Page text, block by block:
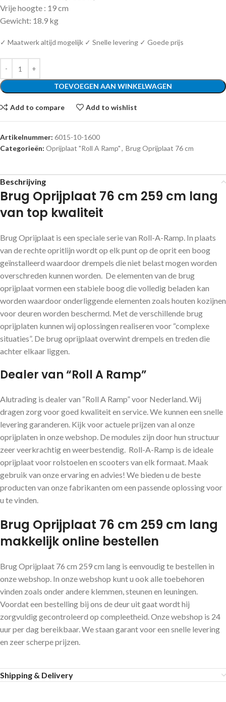
Vrije hoogte : 19 cm
Gewicht: 18.9 kg
✓ Maatwerk altijd mogelijk ✓ Snelle levering ✓ Goede prijs
TOEVOEGEN AAN WINKELWAGEN
Add to compare Add to wishlist
Artikelnummer: 6015-10-1600
Categorieën: Oprijplaat "Roll A Ramp", Brug Oprijplaat 76 cm
Beschrijving
Brug Oprijplaat 76 cm 259 cm lang
van top kwaliteit
Brug Oprijplaat is een speciale serie van Roll-A-Ramp. In plaats
van de rechte opritlijn wordt op elk punt op de oprit een boog
geïnstalleerd waardoor drempels die niet belast mogen worden
overschreden kunnen worden. De elementen van de brug
oprijplaat vormen een stabiele boog die volledig beladen kan
worden waardoor onderliggende elementen zoals houten kozijnen
voor deuren worden beschermd. Met de verschillende brug
oprijplaten kunnen wij oplossingen realiseren voor “complexe
situaties”. De brug oprijplaat overwint drempels en treden die
achter elkaar liggen.
Dealer van “Roll A Ramp”
Alutrading is dealer van “Roll A Ramp” voor Nederland. Wij
dragen zorg voor goed kwaliteit en service. We kunnen een snelle
levering garanderen. Kijk voor actuele prijzen van al onze
oprijplaten in onze webshop. De modules zijn door hun structuur
zeer veerkrachtig en weerbestendig. Roll-A-Ramp is de ideale
oprijplaat voor rolstoelen en scooters van elk formaat. Maak
gebruik van onze ervaring en advies! We bieden u de beste
producten van onze fabrikanten om een ​​passende oplossing voor
u te vinden.
Brug Oprijplaat 76 cm 259 cm lang
makkelijk online bestellen
Brug Oprijplaat 76 cm 259 cm lang is eenvoudig te bestellen in
onze webshop. In onze webshop kunt u ook alle toebehoren
vinden zoals onder andere klemmen, steunen en leuningen.
Voordat een bestelling bij ons de deur uit gaat wordt hij
zorgvuldig gecontroleerd op compleetheid. Onze webshop is 24
uur per dag bereikbaar. We staan garant voor een snelle levering
en zeer scherpe prijzen.
Shipping & Delivery